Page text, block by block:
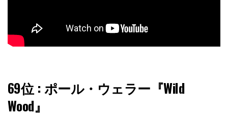
69位 : ポール・ウェラー『Wild
Wood』